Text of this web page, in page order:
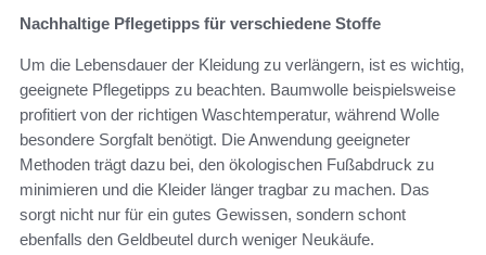
Nachhaltige Pflegetipps für verschiedene Stoffe
Um die Lebensdauer der Kleidung zu verlängern, ist es wichtig,
geeignete Pflegetipps zu beachten. Baumwolle beispielsweise
profitiert von der richtigen Waschtemperatur, während Wolle
besondere Sorgfalt benötigt. Die Anwendung geeigneter
Methoden trägt dazu bei, den ökologischen Fußabdruck zu
minimieren und die Kleider länger tragbar zu machen. Das
sorgt nicht nur für ein gutes Gewissen, sondern schont
ebenfalls den Geldbeutel durch weniger Neukäufe.